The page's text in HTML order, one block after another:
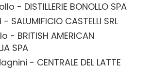
- DISTILLERIE BONOLLO SPA
CASTELLI SRL
- BRITISH AMERICAN
SPA
- CENTRALE DEL LATTE